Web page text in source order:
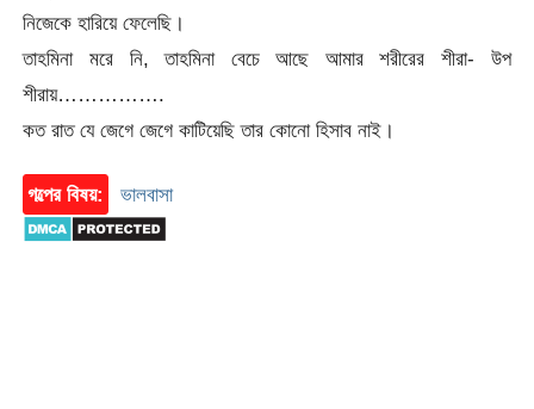
নিজেকে হারিয়ে ফেলেছি।
তাহমিনা মরে নি, তাহমিনা বেচে আছে আমার শরীরের শীরা- উপ
শীরায়…………….
কত রাত যে জেগে জেগে কাটিয়েছি তার কোনো হিসাব নাই।
গল্পের বিষয়: ভালবাসা